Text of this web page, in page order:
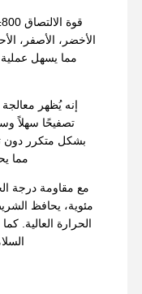
الأخضر، الأصفر،
مما يسهل عملية
إنه يُظهر معالجة
تصفيحًا سهلاً
بشكل متكرر دون
مما
مئوية، يحافظ
الحرارة العالية.